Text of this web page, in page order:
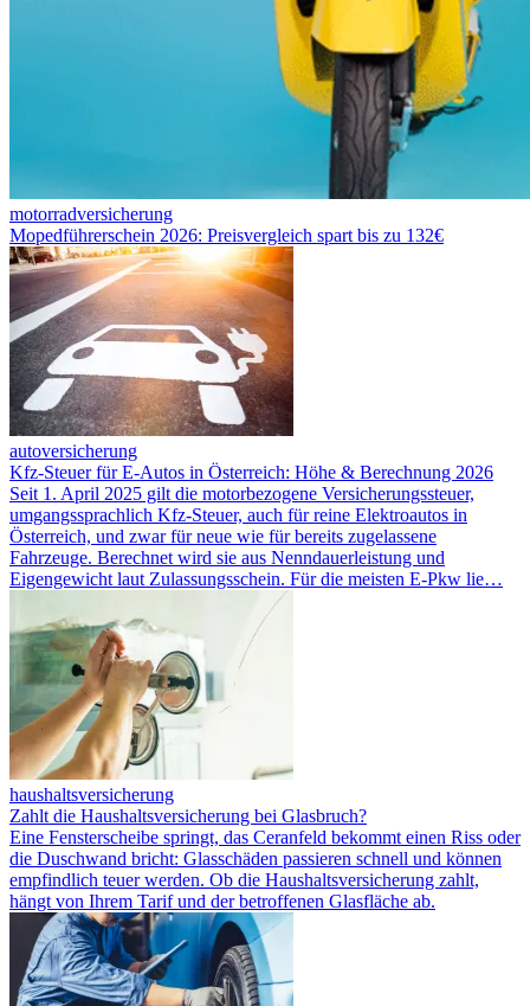
motorradversicherung
Mopedführerschein 2026: Preisvergleich spart bis zu 132€
autoversicherung
Kfz-Steuer für E-Autos in Österreich: Höhe & Berechnung 2026
Seit 1. April 2025 gilt die motorbezogene Versicherungssteuer,
umgangssprachlich Kfz-Steuer, auch für reine Elektroautos in
Österreich, und zwar für neue wie für bereits zugelassene
Fahrzeuge. Berechnet wird sie aus Nenndauerleistung und
Eigengewicht laut Zulassungsschein. Für die meisten E-Pkw lie…
haushaltsversicherung
Zahlt die Haushaltsversicherung bei Glasbruch?
Eine Fensterscheibe springt, das Ceranfeld bekommt einen Riss oder
die Duschwand bricht: Glasschäden passieren schnell und können
empfindlich teuer werden. Ob die Haushaltsversicherung zahlt,
hängt von Ihrem Tarif und der betroffenen Glasfläche ab.